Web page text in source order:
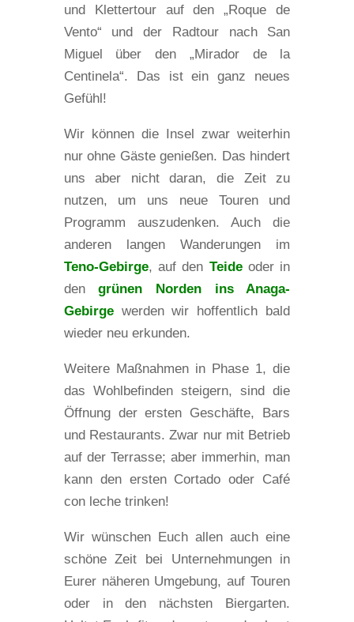
und Klettertour auf den „Roque de
Vento“ und der Radtour nach San
Miguel über den „Mirador de la
Centinela“. Das ist ein ganz neues
Gefühl!
Wir können die Insel zwar weiterhin
nur ohne Gäste genießen. Das hindert
uns aber nicht daran, die Zeit zu
nutzen, um uns neue Touren und
Programm auszudenken. Auch die
anderen langen Wanderungen im
Teno-Gebirge, auf den Teideoder in
dengrünen Norden ins Anaga-
Gebirgewerden wir hoffentlich bald
wieder neu erkunden.
Weitere Maßnahmen in Phase 1, die
das Wohlbefinden steigern, sind die
Öffnung der ersten Geschäfte, Bars
und Restaurants. Zwar nur mit Betrieb
auf der Terrasse; aber immerhin, man
kann den ersten Cortado oder Café
con leche trinken!
Wir wünschen Euch allen auch eine
schöne Zeit bei Unternehmungen in
Eurer näheren Umgebung, auf Touren
oder in den nächsten Biergarten.